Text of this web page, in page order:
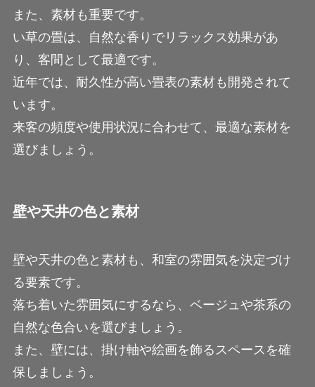
また、素材も重要です。
い草の畳は、自然な香りでリラックス効果があ
り、客間として最適です。
近年では、耐久性が高い畳表の素材も開発されて
います。
来客の頻度や使用状況に合わせて、最適な素材を
選びましょう。
壁や天井の色と素材
壁や天井の色と素材も、和室の雰囲気を決定づけ
る要素です。
落ち着いた雰囲気にするなら、ベージュや茶系の
自然な色合いを選びましょう。
また、壁には、掛け軸や絵画を飾るスペースを確
保しましょう。